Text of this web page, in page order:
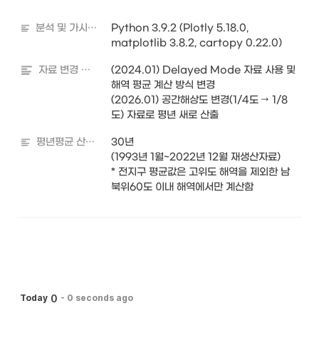
분석 및 가시화 도구
Python 3.9.2 (Plotly 5.18.0,
matplotlib 3.8.2, cartopy 0.22.0)
자료 변경 내역
(2024.01) Delayed Mode 자료 사용 및
해역 평균 계산 방식 변경
(2026.01) 공간해상도 변경(1/4도 → 1/8
도) 자료로 평년 새로 산출
평년평균 산출기간
30년
(1993년 1월~2022년 12월 재생산자료)
* 전지구 평균값은 고위도 해역을 제외한 남
북위60도 이내 해역에서만 계산함
Today 0 - 0 seconds ago